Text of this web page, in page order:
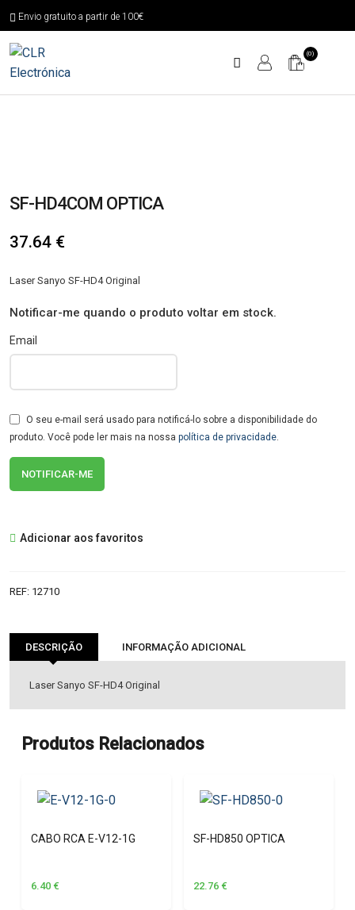
Envio gratuito a partir de 100€
(0)
SF-HD4COM OPTICA
37.64 €
Laser Sanyo SF-HD4 Original
Notificar-me quando o produto voltar em stock.
Email
O seu e-mail será usado para notificá-lo sobre a disponibilidade do
produto. Você pode ler mais na nossa política de privacidade.
Adicionar aos favoritos
REF: 12710
DESCRIÇÃO INFORMAÇÃO ADICIONAL
Laser Sanyo SF-HD4 Original
Produtos Relacionados
CABO RCA E-V12-1G
6.40 €
SF-HD850 OPTICA
22.76 €